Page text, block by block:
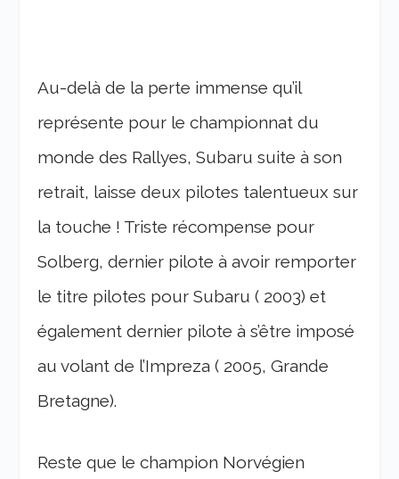
Au-delà de la perte immense qu’il
représente pour le championnat du
monde des Rallyes, Subaru suite à son
retrait, laisse deux pilotes talentueux sur
la touche ! Triste récompense pour
Solberg, dernier pilote à avoir remporter
le titre pilotes pour Subaru ( 2003) et
également dernier pilote à s’être imposé
au volant de l’Impreza ( 2005, Grande
Bretagne).
Reste que le champion Norvégien